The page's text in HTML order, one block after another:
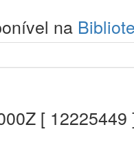
na
[ 12225449